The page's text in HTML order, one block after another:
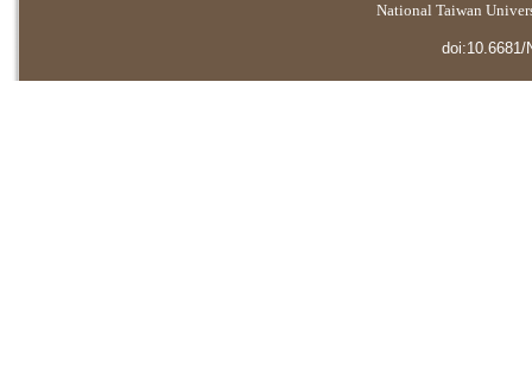
National Taiwan
doi:10.6681/